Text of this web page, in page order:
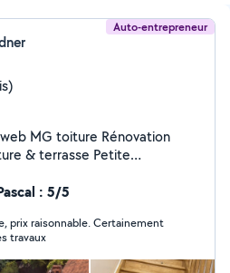
Auto-entrepreneur
: 5/5
Certainement
travaux